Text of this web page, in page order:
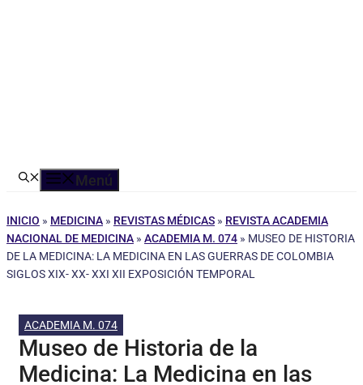
Menú
INICIO » MEDICINA » REVISTAS MÉDICAS » REVISTA ACADEMIA
NACIONAL DE MEDICINA » ACADEMIA M. 074 » MUSEO DE HISTORIA
DE LA MEDICINA: LA MEDICINA EN LAS GUERRAS DE COLOMBIA
SIGLOS XIX- XX- XXI XII EXPOSICIÓN TEMPORAL
ACADEMIA M. 074
Museo de Historia de la
Medicina: La Medicina en las